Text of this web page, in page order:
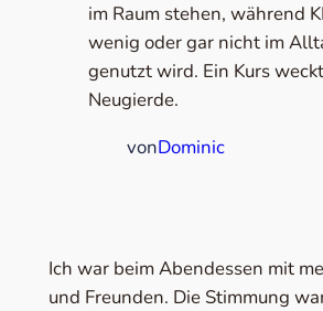
im Raum stehen, während
wenig oder gar nicht im
genutzt wird. Ein Kurs weckt
Neugierde.
vonDominic
Ich war beim Abendessen mit
und Freunden. Die Stimmung